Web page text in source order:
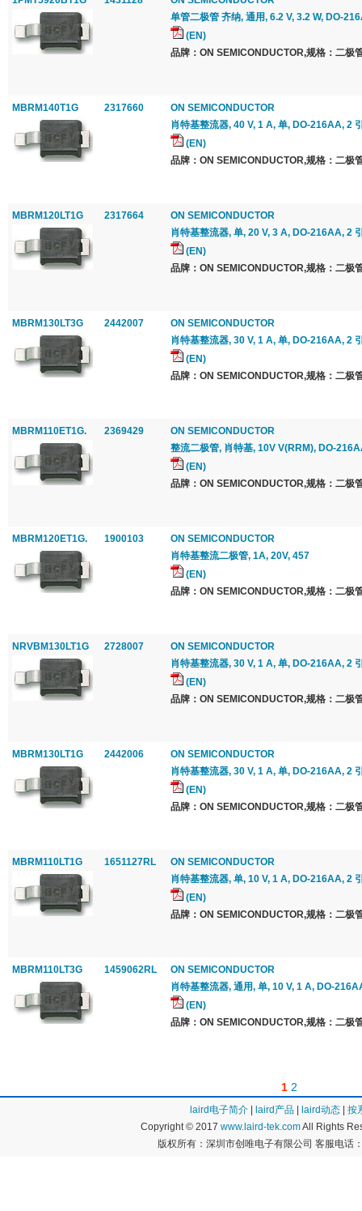
单管二极管 齐纳, 通用, 6.2 V, 3.2 W, DO-
(EN)
品牌：ON SEMICONDUCTOR,规格：二极
MBRM140T1G 2317660
ON SEMICONDUCTOR
肖特基整流器, 40 V, 1 A, 单, DO-216AA, 2
(EN)
品牌：ON SEMICONDUCTOR,规格：二极
MBRM120LT1G 2317664
ON SEMICONDUCTOR
肖特基整流器, 单, 20 V, 3 A, DO-216AA, 2
(EN)
品牌：ON SEMICONDUCTOR,规格：二极
MBRM130LT3G 2442007
ON SEMICONDUCTOR
肖特基整流器, 30 V, 1 A, 单, DO-216AA, 2
(EN)
品牌：ON SEMICONDUCTOR,规格：二极
MBRM110ET1G. 2369429
ON SEMICONDUCTOR
整流二极管, 肖特基, 10V V(RRM), DO-
(EN)
品牌：ON SEMICONDUCTOR,规格：二极
MBRM120ET1G. 1900103
ON SEMICONDUCTOR
肖特基整流二极管, 1A, 20V, 457
(EN)
品牌：ON SEMICONDUCTOR,规格：二极
NRVBM130LT1G 2728007
ON SEMICONDUCTOR
肖特基整流器, 30 V, 1 A, 单, DO-216AA, 2
(EN)
品牌：ON SEMICONDUCTOR,规格：二极
MBRM130LT1G 2442006
ON SEMICONDUCTOR
肖特基整流器, 30 V, 1 A, 单, DO-216AA, 2
(EN)
品牌：ON SEMICONDUCTOR,规格：二极
MBRM110LT1G 1651127RL
ON SEMICONDUCTOR
肖特基整流器, 单, 10 V, 1 A, DO-216AA, 2
(EN)
品牌：ON SEMICONDUCTOR,规格：二极
MBRM110LT3G 1459062RL
ON SEMICONDUCTOR
肖特基整流器, 通用, 单, 10 V, 1 A, DO-
(EN)
品牌：ON SEMICONDUCTOR,规格：二极
1 2
laird电子简介 laird产品 laird动态
按
Copyright © 2017 www.laird-tek.comAll Rights
版权所有：深圳市创唯电子有限公司 客服电话